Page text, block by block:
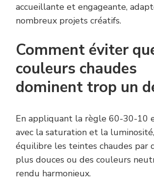
accueillante et engageante,
nombreux projets créatifs.
Comment éviter
couleurs chaudes
dominent trop un
En appliquant la règle 60-30-10
avec la saturation et la
équilibre les teintes chaudes par
plus douces ou des couleurs
rendu harmonieux.